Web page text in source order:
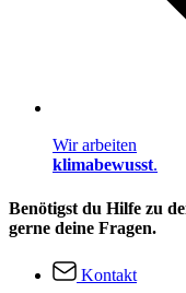
Wir arbeiten
klimabewusst.
Benötigst du Hilfe zu
gerne deine Fragen.
Kontakt